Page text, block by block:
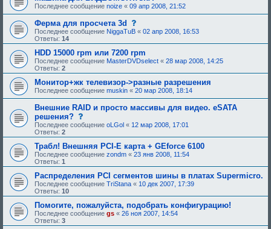
Последнее сообщение noize « 09 апр 2008, 21:52
Ферма для просчета 3d
о
б
щ
е
н
и
е
,
т
р
е
у
щ
е
е
о
д
о
б
р
е
н
и
я
:
Последнее сообщение NiggaTuB « 02 апр 2008, 16:53
Ответы: 14
HDD 15000 rpm или 7200 rpm
Последнее сообщение MasterDVDselect « 28 мар 2008, 14:25
Ответы: 2
Монитор+жк телевизор->разные разрешения
Последнее сообщение muskin « 20 мар 2008, 18:14
Внешние RAID и просто массивы для видео. eSATA
решения?
о
о
б
щ
е
н
и
е
,
т
р
б
у
Последнее сообщение oLGol « 12 мар 2008, 17:01
Ответы: 2
Трабл! Внешняя PCI-E карта + GEforce 6100
Последнее сообщение zondm « 23 янв 2008, 11:54
Ответы: 1
Распределения PCI сегментов шины в платах Supermicro.
Последнее сообщение TriStana « 10 дек 2007, 17:39
Ответы: 10
Помогите, пожалуйста, подобрать конфигурацию!
Последнее сообщение gs « 26 ноя 2007, 14:54
Ответы: 3